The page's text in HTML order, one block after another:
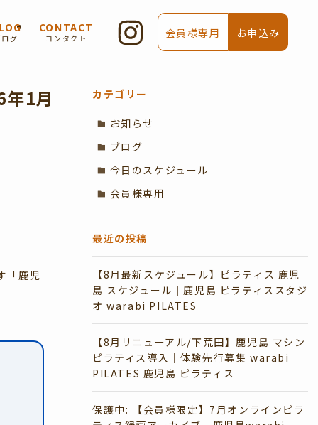
グ
CONTACT
コンタクト 会員様専用 お申込み
1月
「鹿児
カテゴリー
お知らせ
ブログ
今日のスケジュール
会員様専用
最近の投稿
【8月最新スケジュール】ピラティス 鹿児
島 スケジュール｜鹿児島 ピラティススタジ
オ warabi PILATES
【8月リニューアル/下荒田】鹿児島 マシン
ピラティス導入｜体験先行募集 warabi
PILATES 鹿児島 ピラティス
保護中: 【会員様限定】7月オンラインピラ